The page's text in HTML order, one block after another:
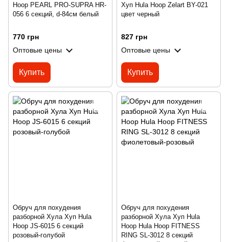
Hoop PEARL PRO-SUPRA HR-
056 6 секций, d-84см белый
770 грн
Оптовые цены
Купить
Хуп Hula Hoop Zelart BY-021
цвет черный
827 грн
Оптовые цены
Купить
Обруч для похудения
разборной Хула Хуп Hula
Hoop JS-6015 6 секций
розовый-голубой
Обруч для похудения
разборной Хула Хуп Hula
Hoop Hula Hoop FITNESS
RING SL-3012 8 секций